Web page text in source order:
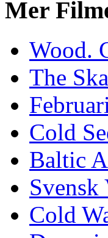
Mer
Wood.
The
Cold
Baltic
Cold